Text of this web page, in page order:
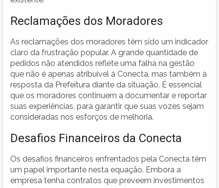
Reclamações dos Moradores
As reclamações dos moradores têm sido um indicador
claro da frustração popular. A grande quantidade de
pedidos não atendidos reflete uma falha na gestão
que não é apenas atribuível à Conecta, mas também à
resposta da Prefeitura diante da situação. É essencial
que os moradores continuem a documentar e reportar
suas experiências, para garantir que suas vozes sejam
consideradas nos esforços de melhoria.
Desafios Financeiros da Conecta
Os desafios financeiros enfrentados pela Conecta têm
um papel importante nesta equação. Embora a
empresa tenha contratos que preveem investimentos